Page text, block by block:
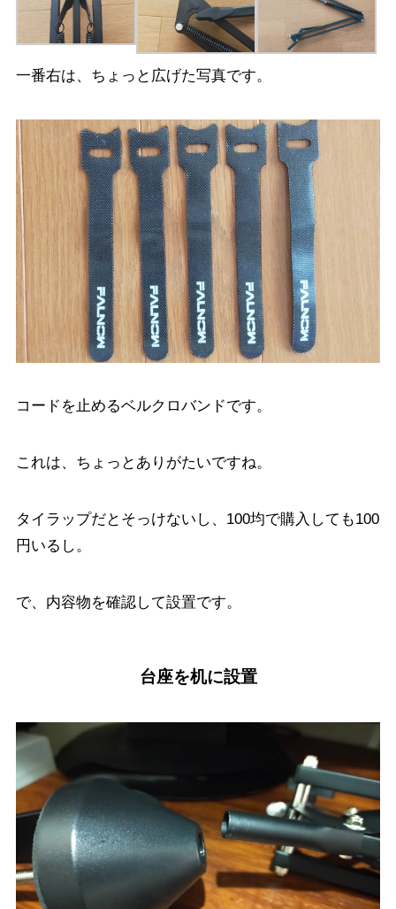
一番右は、ちょっと広げた写真です。
コードを止めるベルクロバンドです。
これは、ちょっとありがたいですね。
タイラップだとそっけないし、100均で購入しても100
円いるし。
で、内容物を確認して設置です。
台座を机に設置